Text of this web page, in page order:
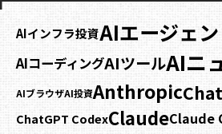
AIインフラ投資AIエージェ
AIコーディングAIツールAIニ
AIブラウザAI投資Anthropic
ChatGPT CodexClaudeClaude